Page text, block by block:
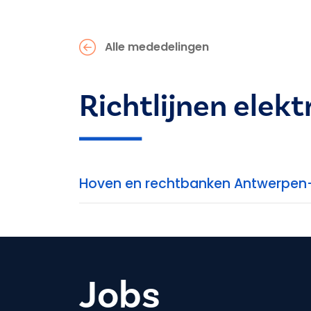
Alle mededelingen
Richtlijnen
Hoven en rechtbanken
Jobs